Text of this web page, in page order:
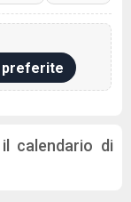
preferite
calendario di